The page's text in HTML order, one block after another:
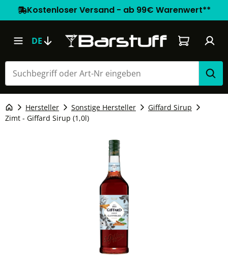
Kostenloser Versand - ab 99€ Warenwert**
DE Warenkorb
Hersteller Sonstige Hersteller
Giffard Sirup
Zimt - Giffard Sirup (1,0l)